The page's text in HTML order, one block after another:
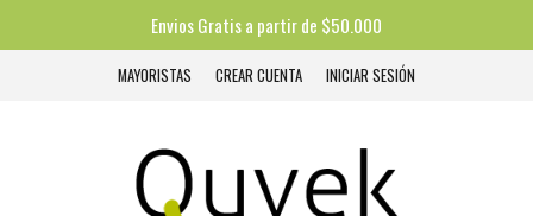
Envios Gratis a partir de $50.000
MAYORISTAS CREAR CUENTA INICIAR SESIÓN